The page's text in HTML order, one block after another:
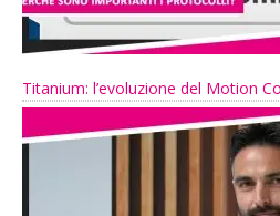
Titanium: l’evoluzione del Motion